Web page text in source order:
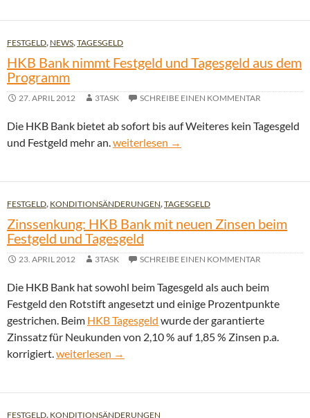
FESTGELD, NEWS,TAGESGELD
HKB Bank nimmt Festgeld und Tagesgeld aus dem
Programm
27. APRIL 2012 3TASK SCHREIBE EINEN KOMMENTAR
Die HKB Bank bietet ab sofort bis auf Weiteres kein Tagesgeld
und Festgeld mehr an.HKB Bank nimmt Festgeld und
weiterlesen →
FESTGELD, KONDITIONSÄNDERUNGEN,TAGESGELD
Zinssenkung: HKB Bank mit neuen Zinsen beim
Festgeld und Tagesgeld
23. APRIL 2012 3TASK SCHREIBE EINEN KOMMENTAR
Die HKB Bank hat sowohl beim Tagesgeld als auch beim
Festgeld den Rotstift angesetzt und einige Prozentpunkte
gestrichen. Beim HKB Tagesgeld wurde der garantierte
Zinssatz für Neukunden von 2,10 % auf 1,85 % Zinsen p.a.
korrigiert.Zinssenkung: HKB Bank mit neuen Zinsen beim
weiterlesen →
FESTGELD, KONDITIONSÄNDERUNGEN